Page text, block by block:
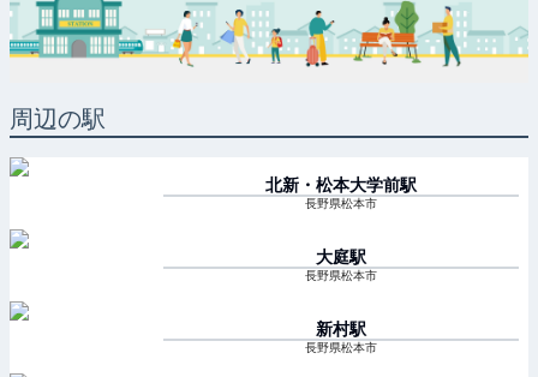
周辺の駅
北新・松本大学前駅
長野県松本市
大庭駅
長野県松本市
新村駅
長野県松本市